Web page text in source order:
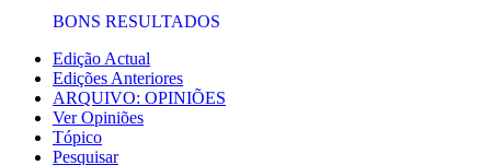
BONS RESULTADOS
Edição Actual
Edições Anteriores
ARQUIVO: OPINIÕES
Ver Opiniões
Tópico
Pesquisar